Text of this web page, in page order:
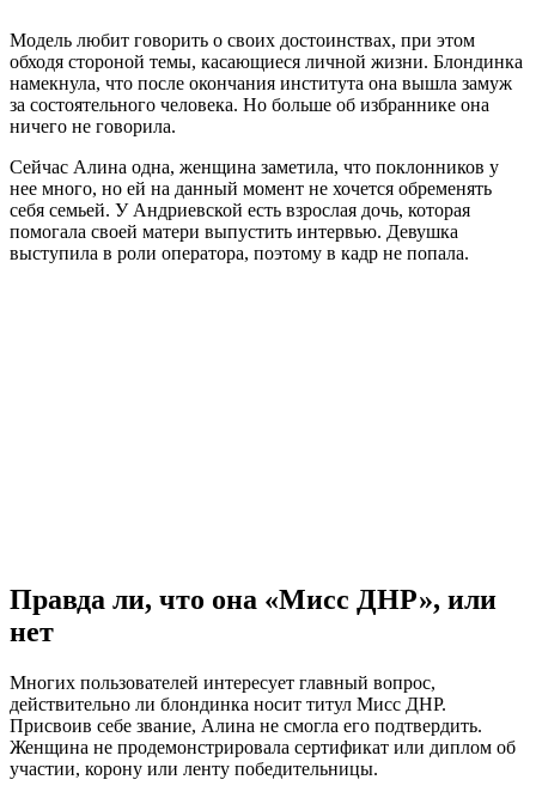
Модель любит говорить о своих достоинствах, при этом
обходя стороной темы, касающиеся личной жизни. Блондинка
намекнула, что после окончания института она вышла замуж
за состоятельного человека. Но больше об избраннике она
ничего не говорила.
Сейчас Алина одна, женщина заметила, что поклонников у
нее много, но ей на данный момент не хочется обременять
себя семьей. У Андриевской есть взрослая дочь, которая
помогала своей матери выпустить интервью. Девушка
выступила в роли оператора, поэтому в кадр не попала.
Правда ли, что она «Мисс ДНР», или
нет
Многих пользователей интересует главный вопрос,
действительно ли блондинка носит титул Мисс ДНР.
Присвоив себе звание, Алина не смогла его подтвердить.
Женщина не продемонстрировала сертификат или диплом об
участии, корону или ленту победительницы.